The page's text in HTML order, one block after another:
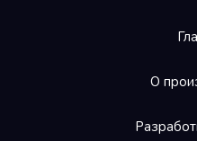
Эти файлы cookie
отключены в наших
О